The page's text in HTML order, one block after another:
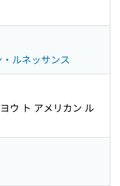
ルネッサンス
ウ ト アメリカン ル